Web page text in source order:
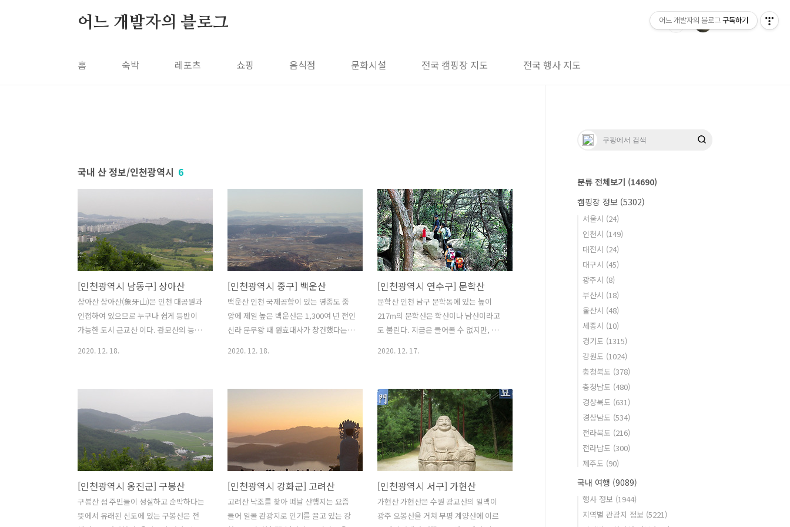
어느 개발자의 블로그
홈 숙박 레포츠 쇼핑 음식점 문화시설 전국 캠핑장 지도 전국 행사 지도
국내 산 정보/인천광역시 6
[인천광역시 남동구] 상아산
상아산 상아산(象牙山)은 인천 대공원과
인접하여 있으므로 누구나 쉽게 등반이
가능한 도시 근교산 이다. 관모산의 능선
리고 북쪽으로는 거마산을 이웃하고 있는
는 이름처럼 아름다운 인천의 산이다. -
높이 : 150.8m(미터) - 소재지 : 인천광역
시 남동구 장수동 - 관리주체 : 남동구청 -
관리자전화번호 : 032-466-3811
2020. 12. 18.
[인천광역시 중구] 백운산
백운산 인천 국제공항이 있는 영종도 중
앙에 제일 높은 백운산은 1,300여 년 전인
신라 문무왕 때 원효대사가 창건했다는
구름에 싸여 있어 백운산이라 하였다 한
광역시 중구 은서동 - 관리주체 : 중구청 -
관리자전화번호 : 02-3396-4114
2020. 12. 18.
[인천광역시 연수구] 문학산
문학산 인천 남구 문학동에 있는 높이
217m의 문학산은 학산이나 남산이라고
도 불린다. 지금은 들어볼 수 없지만, 예전
이 달라졌을 뿐만 아니라 기억하고 있는
이조차 드물어 문학산이라고 부른다. 문
학산 봉우리와 노적봉 사이에는 관교동에
서 청학동으로 넘어가는 긴 고갯길이 있
는데 이 길을 삼호현, 삼해주현, 사모현 등
으로 부른다. 백제 근초고왕 때(372년) 중
국으로 가는 바닷길 한나루로 가는 길목
으로 1600년 전 고개를 넘으면서 전송나
온 사람들과 이별하던 곳이라고 한다. 삼
호현은 이곳까지 따라온 가족이나 친지들
2020. 12. 17.
[인천광역시 옹진군] 구봉산
구봉산 섬 주민들이 성실하고 순박하다는
뜻에서 유래된 신도에 있는 구봉산은 전
[인천광역시 강화군] 고려산
고려산 낙조를 찾아 떠날 산행지는 요즘
들어 일몰 관광지로 인기를 끌고 있는 강
[인천광역시 서구] 가현산
가현산 가현산은 수원 광교산의 일맥이
광주 오봉산을 거쳐 부평 계양산에 이르
분류 전체보기 (14690)
캠핑장 정보 (5302)
서울시 (24)
인천시 (149)
대전시 (24)
대구시 (45)
광주시 (8)
부산시 (18)
울산시 (48)
세종시 (10)
경기도 (1315)
강원도 (1024)
충청북도 (378)
충청남도 (480)
경상북도 (631)
경상남도 (534)
전라북도 (216)
전라남도 (300)
제주도 (90)
국내 여행 (9089)
행사 정보 (1944)
지역별 관광지 정보 (5221)
어느 개발자의 블로그 구독하기